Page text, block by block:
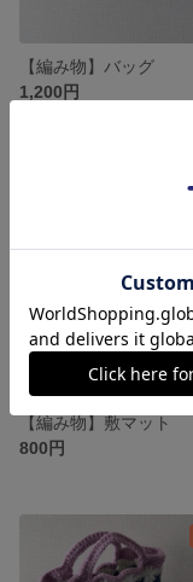
【編み物】バッグ
1,200円
【編み物】敷マット
800円